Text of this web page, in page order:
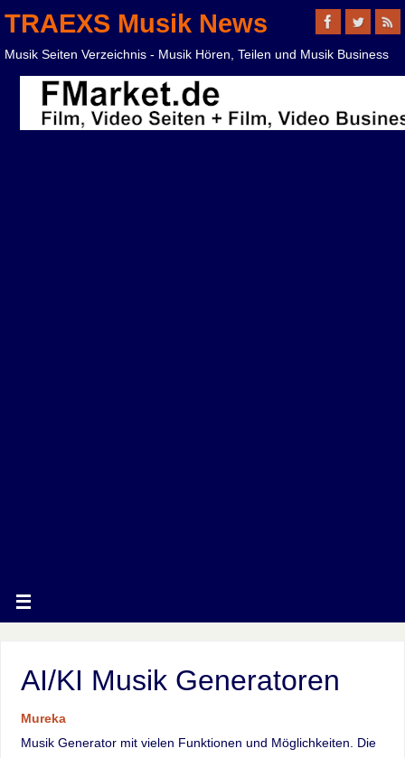
TRAEXS Musik News
Musik Seiten Verzeichnis - Musik Hören, Teilen und Musik Business
AI/KI Musik Generatoren
Mureka
Musik Generator mit vielen Funktionen und Möglichkeiten. Die